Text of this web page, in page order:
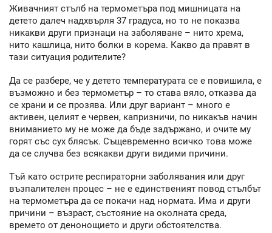
Живачният стълб на термометъра под мишницата на
детето далеч надхвърля 37 градуса, но то не показва
никакви други признаци на заболяване – нито хрема,
нито кашлица, нито болки в корема. Какво да правят в
тази ситуация родителите?
Да се разбере, че у детето температурата се е повишила, е
възможно и без термометър – то става вяло, отказва да
се храни и се прозява. Или друг вариант – много е
активен, целият е червен, капризничи, по никакъв начин
вниманието му не може да бъде задържано, и очите му
горят със сух блясък. Същевременно всичко това може
да се случва без всякакви други видими причини.
Тъй като острите респираторни заболявания или друг
възпалителен процес – не е единственият повод стълбът
на термометъра да се покачи над нормата. Има и други
причини – възраст, състояние на околната среда,
времето от денонощието и други обстоятелства.